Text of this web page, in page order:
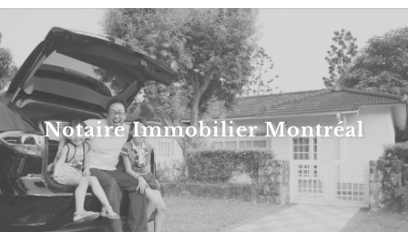
Notaire Immobilier Montréal